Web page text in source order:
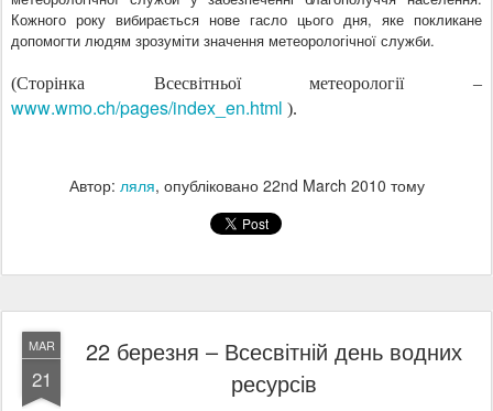
Кожного року вибирається нове гасло цього дня, яке покликане
допомогти людям зрозуміти значення метеорологічної служби.
(Сторінка Всесвітньої метеорології –
www.wmo.ch/pages/index en.html ).
Автор: ляля, опубліковано 22nd March 2010 тому
MAR
21
22 березня – Всесвітній день водних
ресурсів